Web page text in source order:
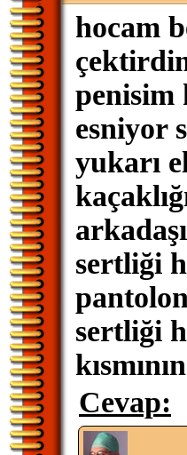
hocam
penisim
esniyor
yukarı
sertliği
sertliği
Cevap: